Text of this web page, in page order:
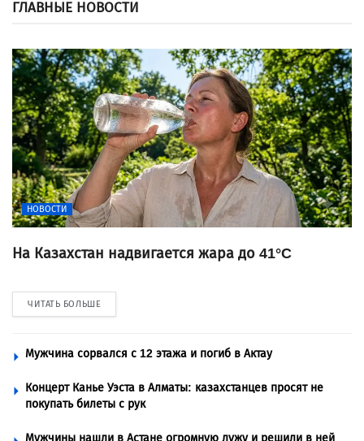
ГЛАВНЫЕ НОВОСТИ
НОВОСТИ
На Казахстан надвигается жара до 41°C
ЧИТАТЬ БОЛЬШЕ
Мужчина сорвался с 12 этажа и погиб в Актау
Концерт Канье Уэста в Алматы: казахстанцев просят не
покупать билеты с рук